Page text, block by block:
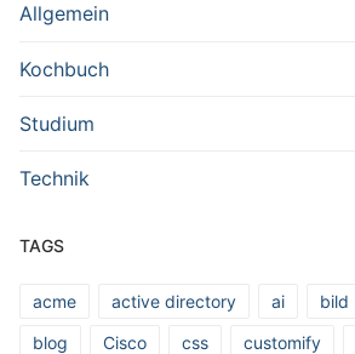
Allgemein
Kochbuch
Studium
Technik
TAGS
acme active directory ai bild
blog
Cisco css customify